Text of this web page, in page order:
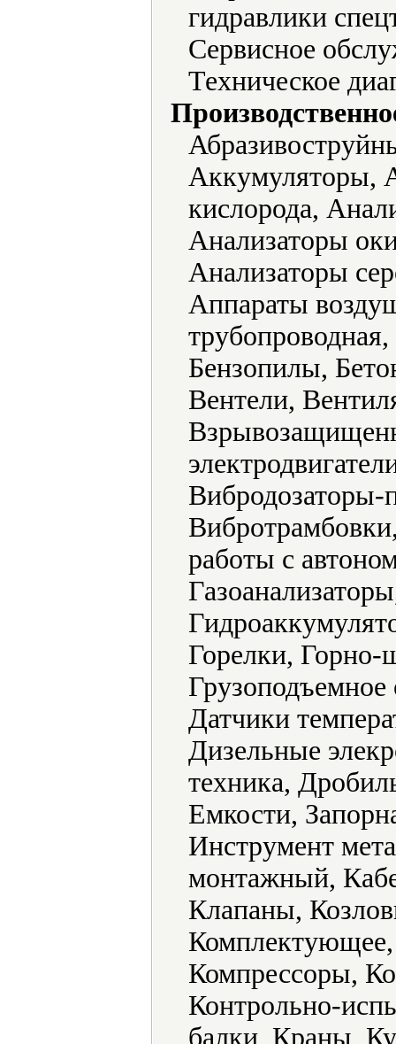
гидравлики
Сервисное
Техническое
Аккумуляторы,
кислорода,
Анализаторы
Анализаторы
Аппараты
Бензопилы,
Вентели,
Вибродозаторы-
работы с
Горелки, Горно-
Грузоподъемное
Датчики
Дизельные
техника,
Емкости,
Инструмент
монтажный,
Клапаны,
Компрессоры,
Контрольно-
балки, Краны,